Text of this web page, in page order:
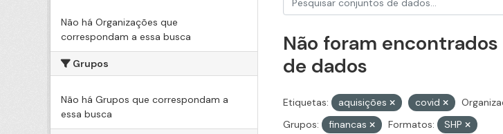
Não há Organizações que
correspondam a essa busca
Grupos
Não há Grupos que correspondam a
essa busca
Não foram
de dados
Etiquetas: aquisições covid
Grupos:
financas Formatos: SHP